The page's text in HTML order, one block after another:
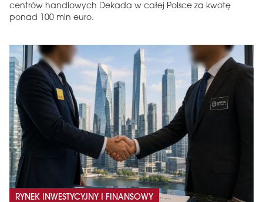
centrów handlowych Dekada w całej Polsce za kwotę
ponad 100 mln euro.
RYNEK INWESTYCYJNY I FINANSOWY